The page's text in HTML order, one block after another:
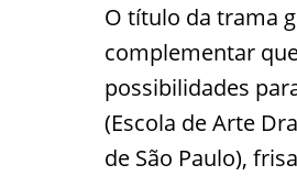
O título da trama
complementar
possibilidades
(Escola de Arte
de São Paulo),